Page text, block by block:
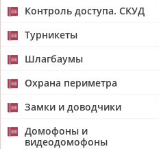
Контроль доступа. СКУД
Турникеты
Шлагбаумы
Охрана периметра
Замки и доводчики
Домофоны и
видеодомофоны